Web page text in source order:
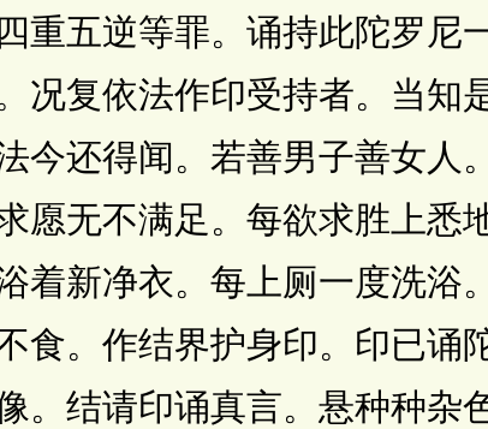
重五逆等罪。诵持此陀罗尼
况复依法作印受持者。当知
今还得闻。若善男子善女人
愿无不满足。每欲求胜上悉
着新净衣。每上厕一度洗浴
食。作结界护身印。印已诵
。结请印诵真言。悬种种杂